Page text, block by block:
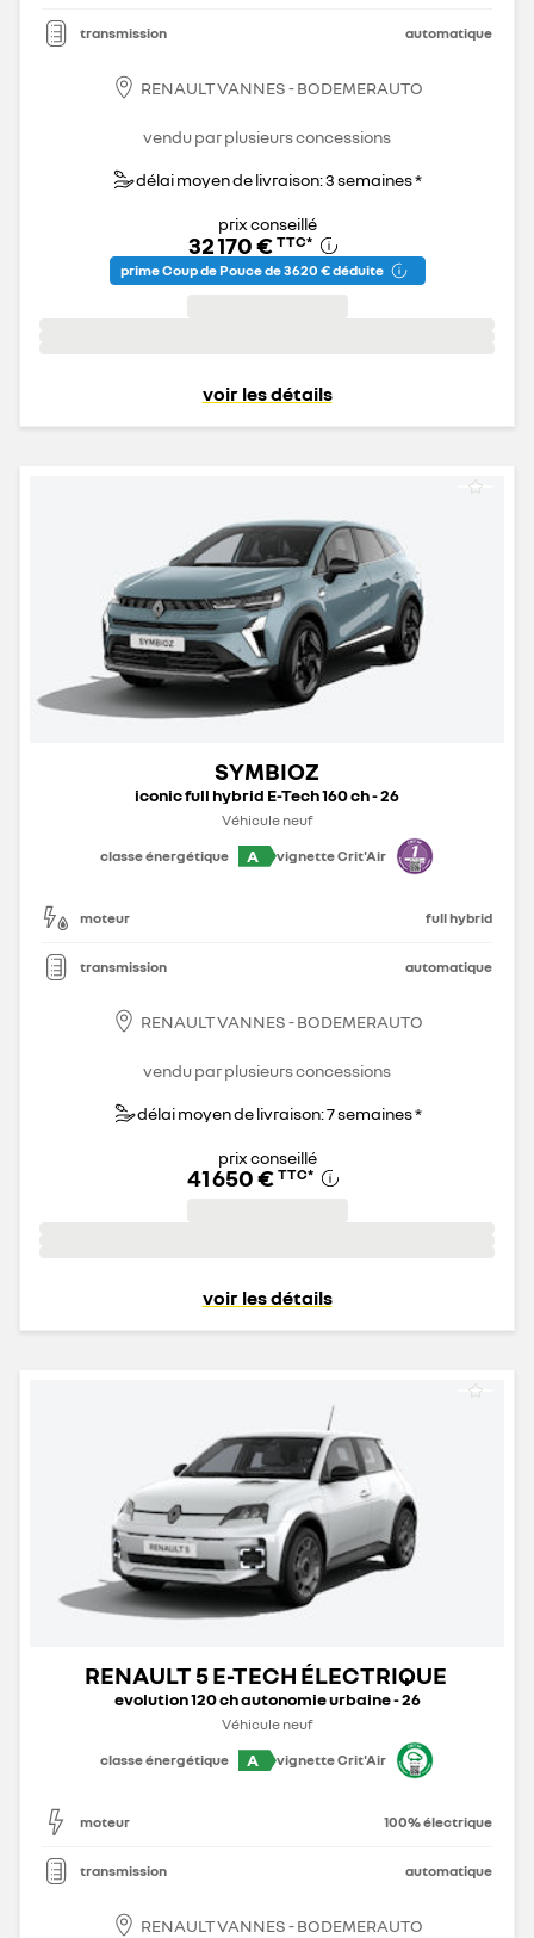
transmission automatique
RENAULT VANNES - BODEMERAUTO
vendu par plusieurs concessions
délai moyen de livraison: 3 semaines *
prix conseillé
32 170 € TTC*
prime Coup de Pouce de 3 620 € déduite
voir les détails
SYMBIOZ
iconic full hybrid E-Tech 160 ch - 26
Véhicule neuf
classe énergétique
A vignette Crit'Air
moteur full hybrid
transmission automatique
RENAULT VANNES - BODEMERAUTO
vendu par plusieurs concessions
délai moyen de livraison: 7 semaines *
prix conseillé
41 650 € TTC*
voir les détails
RENAULT 5 E-TECH ÉLECTRIQUE
evolution 120 ch autonomie urbaine - 26
Véhicule neuf
classe énergétique
A vignette Crit'Air
moteur 100% électrique
transmission automatique
RENAULT VANNES - BODEMERAUTO